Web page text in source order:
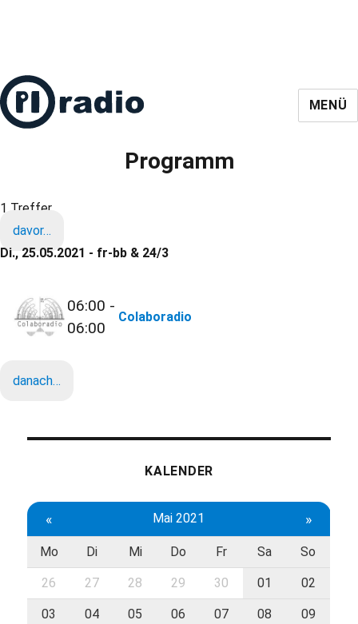
MENÜ
Programm
1 Treffer
davor…
Di., 25.05.2021 - fr-bb & 24/3
06:00 -
06:00
Colaboradio
danach…
KALENDER
« Mai 2021 »
Mo Di Mi Do Fr Sa So
26 27 28 29 30 01 02
03 04 05 06 07 08 09